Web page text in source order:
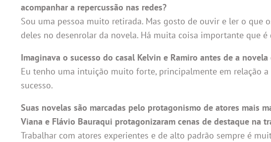
acompanhar a repercussão nas redes?
Sou uma pessoa muito retirada. Mas gosto de ouvir e ler o que
deles no desenrolar da novela. Há muita coisa importante que
Imaginava o sucesso do casal Kelvin e Ramiro antes de a novela
Eu tenho uma intuição muito forte, principalmente em relação
sucesso.
Suas novelas são marcadas pelo protagonismo de atores mais
Viana e Flávio Bauraqui protagonizaram cenas de destaque na
Trabalhar com atores experientes e de alto padrão sempre é